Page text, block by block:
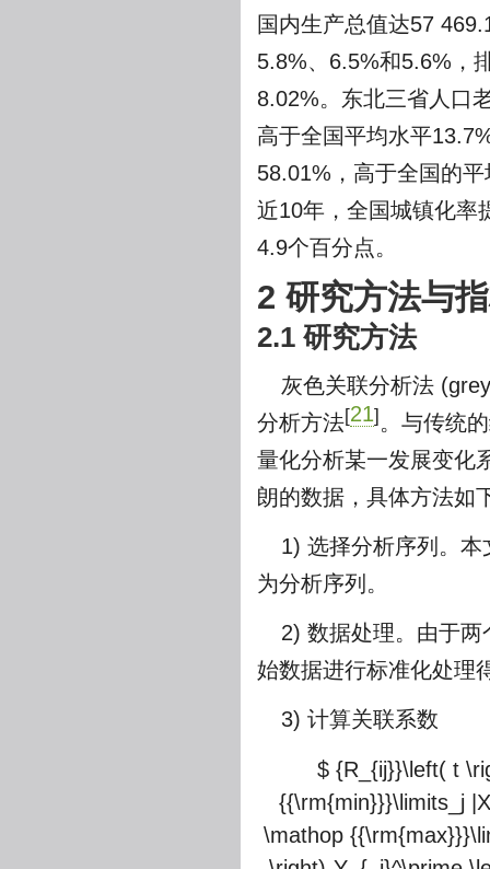
国内生产总值达57
5.8%、6.5%和5.6%，
8.02%。东北三省人口
高于全国平均水平
58.01%，高于全国的
近10年，全国城镇化率
4.9个百分点。
2 研究方法与
2.1 研究方法
灰色关联分析法
分析方法[21] 。与传统
量化分析某一发展变化
朗的数据，具体方法如
1) 选择分析序列。
为分析序列。
2) 数据处理。由于
始数据进行标准化处理
3) 计算关联系数
$ {R_{ij}}\left( t
{{\rm{min}}}\limits_j
\mathop